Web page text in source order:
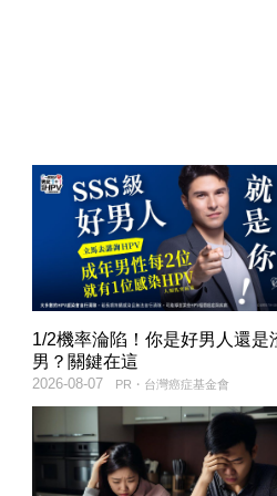
1/2機率淪陷！你是好男人還是
男？關鍵在這
PR・台灣癌症基金會
2026-08-07